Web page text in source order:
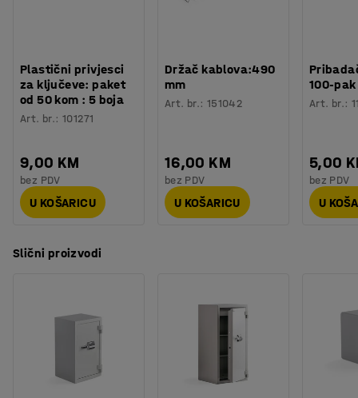
Plastični privjesci
za ključeve: paket
od 50 kom : 5 boja
Art. br.:101271
9,00 KM
bez PDV
U KOŠARICU
Držač kablova:490
mm
Art. br.: 151042
16,00 KM
bez PDV
U KOŠARICU
100-pak
Art. br.:
5,00
bez PDV
U
Slični proizvodi